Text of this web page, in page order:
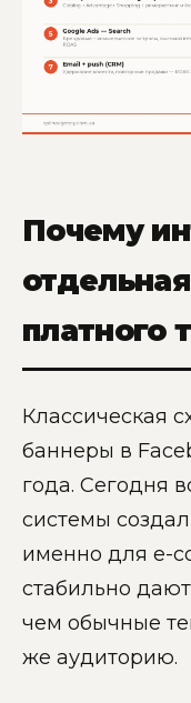
Почему
платного
Классическая
баннеры в
года. Сегодня
системы
именно для e-
стабильно
чем обычные
же аудиторию.